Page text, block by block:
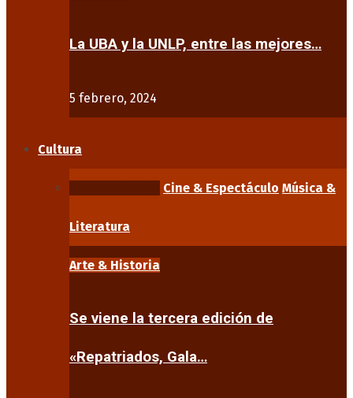
La UBA y la UNLP, entre las mejores…
5 febrero, 2024
Cultura
Cine & Espectáculo Música &
Literatura
Arte & Historia
Se viene la tercera edición de
«Repatriados, Gala…